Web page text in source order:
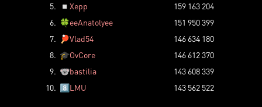
5.
◽ Xepp
159 163 204
6. 🍀eeAnatolyee
151 950 399
7.
🏓Vlad54
146 634 180
8. 🎓OvCore
146 612 370
9. 🐨bastilia
143 608 339
10. 8️⃣LMU 143 562 522